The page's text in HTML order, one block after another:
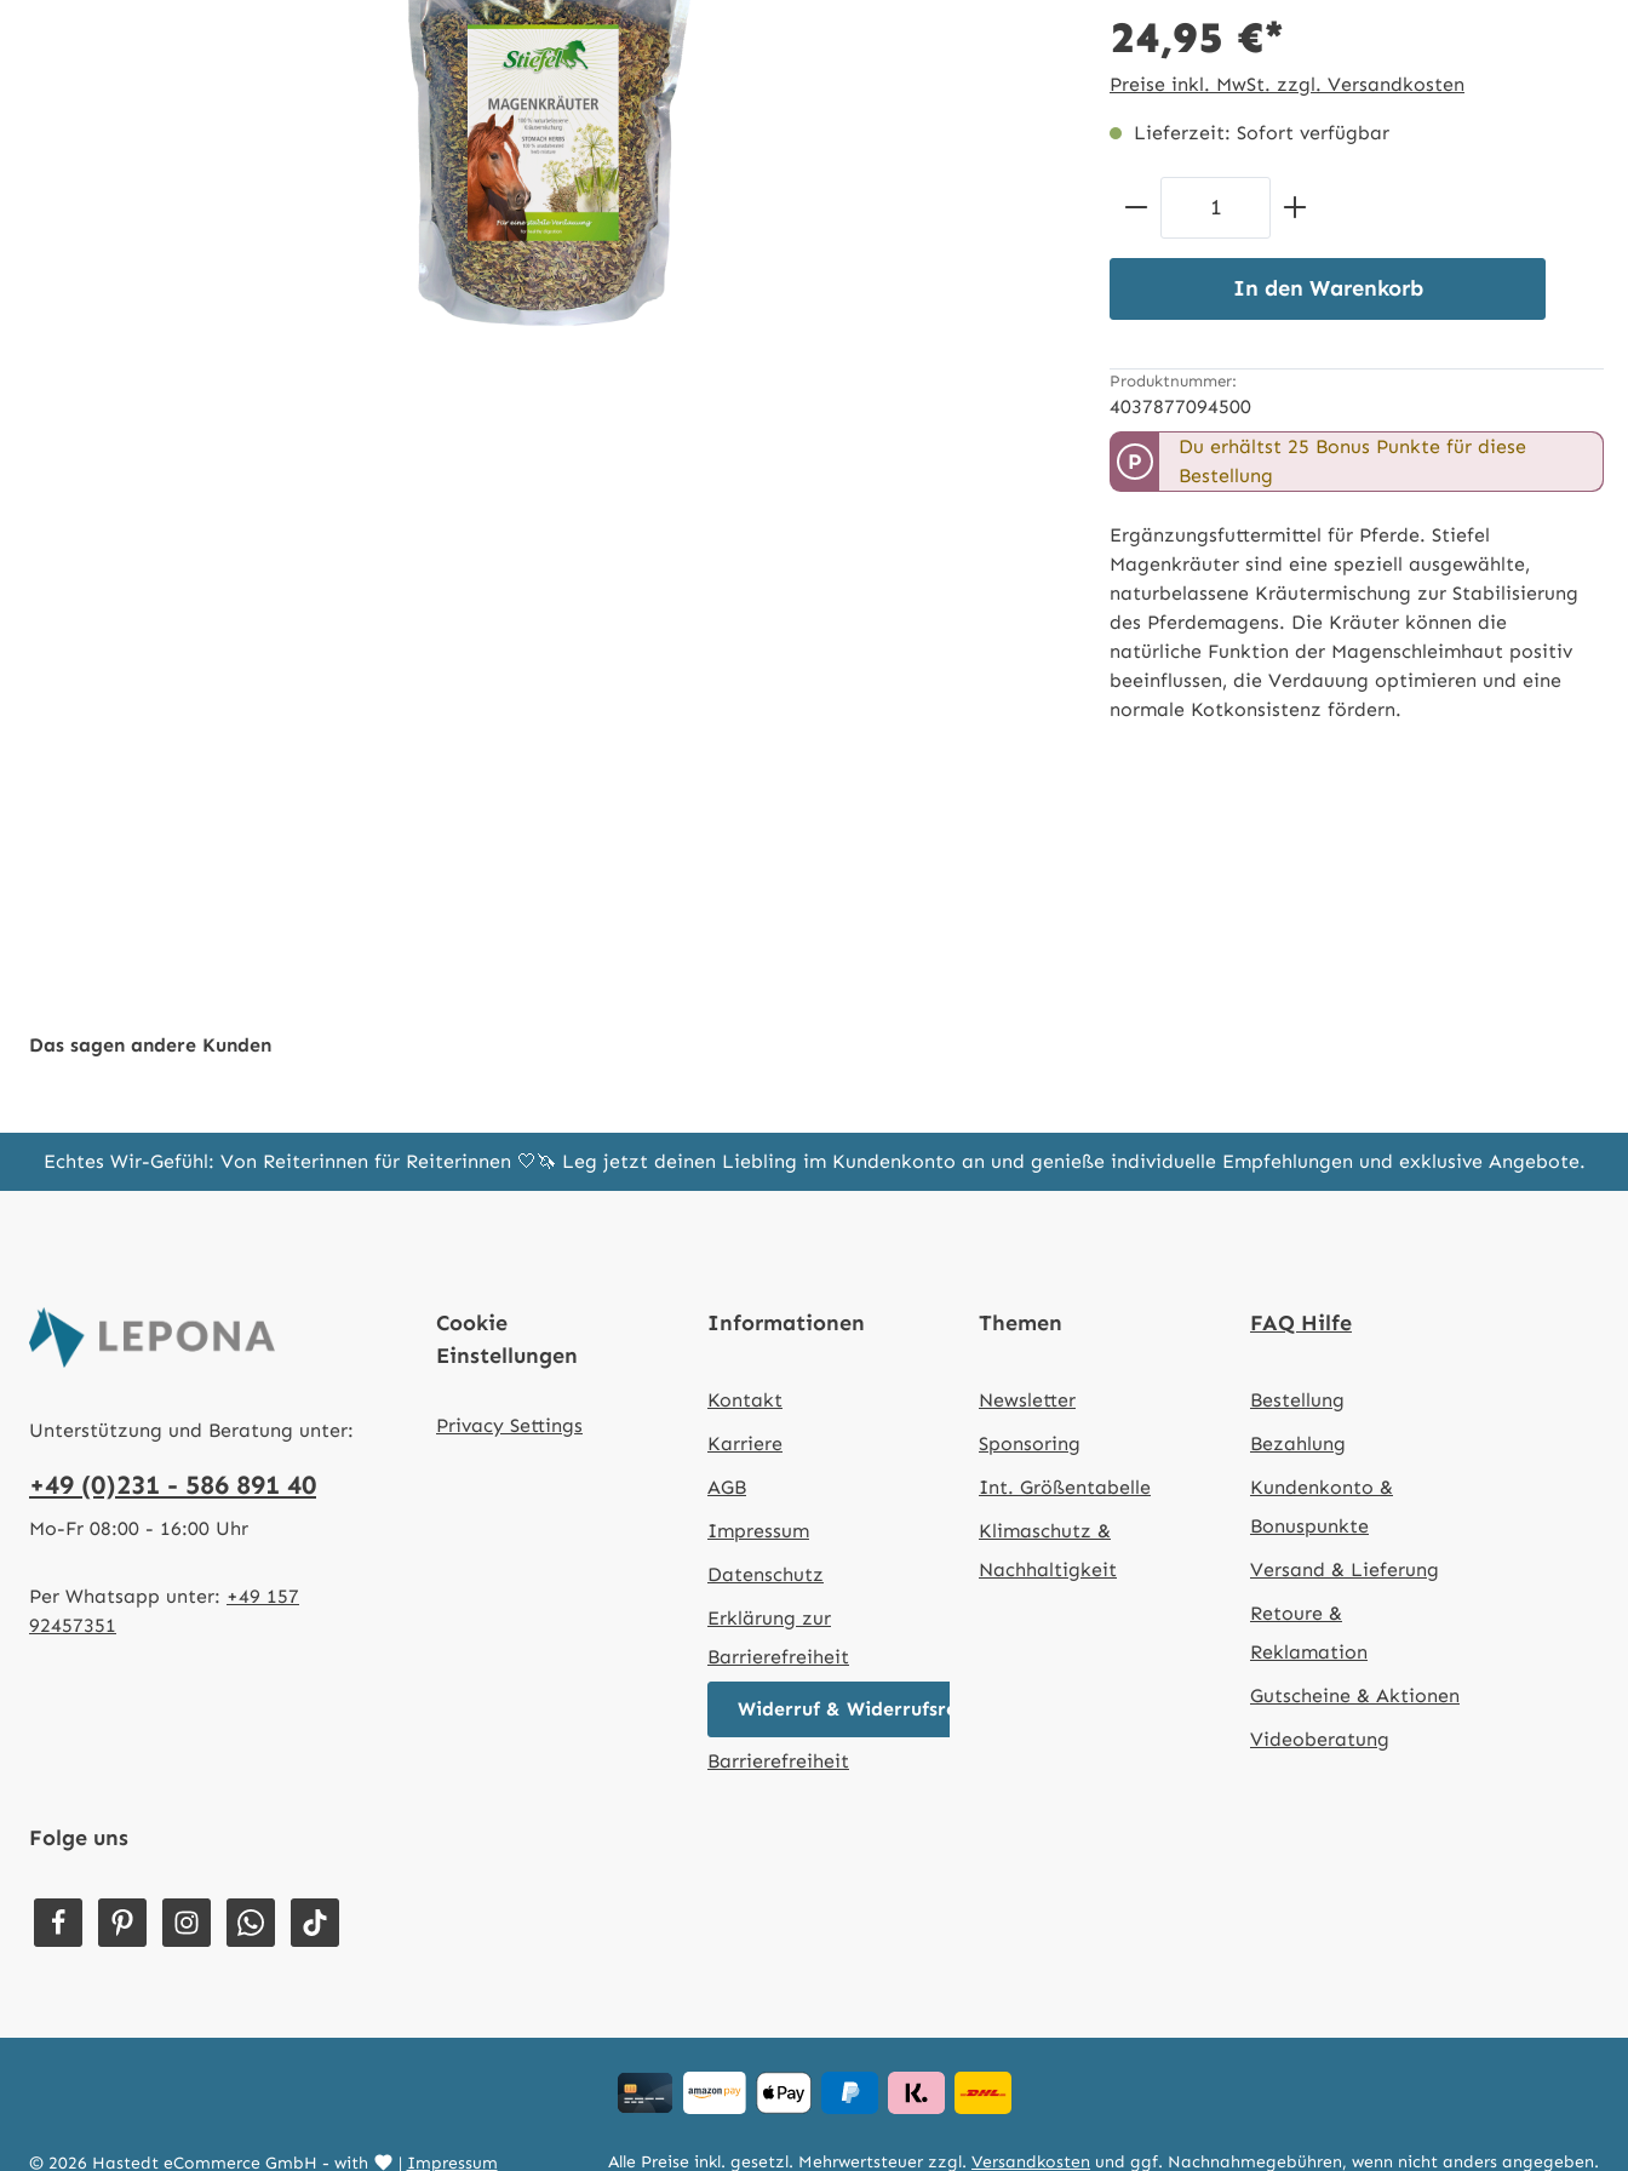
24,95 €*
Preise inkl. MwSt. zzgl. Versandkosten
Lieferzeit: Sofort verfügbar
Produkt Anzahl: Gib den
In den Warenkorb
Produktnummer:
4037877094500
P
Du erhältst 25 Bonus Punkte für diese
Bestellung
Ergänzungsfuttermittel für Pferde. Stiefel
Magenkräuter sind eine speziell ausgewählte,
naturbelassene Kräutermischung zur Stabilisierung
des Pferdemagens. Die Kräuter können die
natürliche Funktion der Magenschleimhaut positiv
beeinflussen, die Verdauung optimieren und eine
normale Kotkonsistenz fördern.
Das sagen andere Kunden
Echtes Wir-Gefühl: Von Reiterinnen für Reiterinnen 🤍🦄 Leg jetzt deinen Liebling im Kundenkonto an und genieße individuelle Empfehlungen und exklusive Angebote.
Unterstützung und Beratung unter:
+49 (0)231 - 586 891 40
Mo-Fr 08:00 - 16:00 Uhr
Per Whatsapp unter: +49 157
92457351
Cookie
Einstellungen
Privacy Settings
Informationen
Kontakt
Karriere
AGB
Impressum
Datenschutz
Erklärung zur
Barrierefreiheit
Widerruf & Widerrufsrecht
Barrierefreiheit
Themen
Newsletter
Sponsoring
Int. Größentabelle
Klimaschutz &
Nachhaltigkeit
FAQ Hilfe
Bestellung
Bezahlung
Kundenkonto &
Bonuspunkte
Versand & Lieferung
Retoure &
Reklamation
Gutscheine & Aktionen
Videoberatung
Folge uns
© 2026 Hastedt eCommerce GmbH - with | Impressum Alle Preise inkl. gesetzl. Mehrwertsteuer zzgl. Versandkosten und ggf. Nachnahmegebühren, wenn nicht anders angegeben.